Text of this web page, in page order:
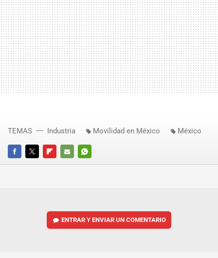
FACEBOOKTWITTERFLIPBOARD
E-
WHATSAPP
TEMAS Industria Movilidad en México México
ENTRAR Y ENVIAR UN COMENTARIO